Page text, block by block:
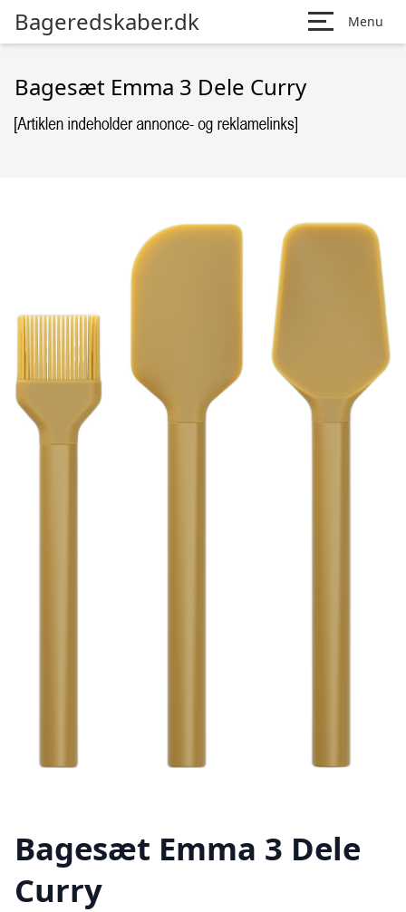
Bageredskaber.dk Menu
Bagesæt Emma 3 Dele Curry
Bagesæt Emma 3 Dele
Curry